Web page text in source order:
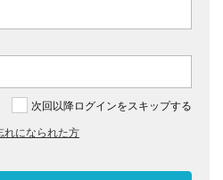
次回以降ログインをスキップする
れになられた方